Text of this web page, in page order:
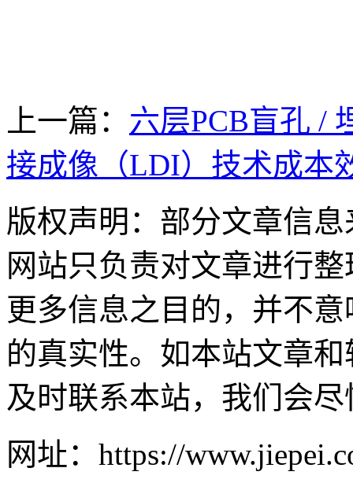
上一篇： 六层PCB盲孔 /
接成像（LDI）技术成本
版权声明：部分文章信
网站只负责对文章进行
更多信息之目的，并不
的真实性。如本站文章
及时联系本站，我们会
网址：https://